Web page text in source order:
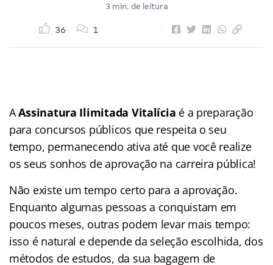
3 min. de leitura
36 1
AAssinatura Ilimitada Vitalícia é a preparação
para concursos públicos que respeita o seu
tempo, permanecendo ativa até que você realize
os seus sonhos de aprovação na carreira pública!
Não existe um tempo certo para a aprovação.
Enquanto algumas pessoas a conquistam em
poucos meses, outras podem levar mais tempo:
isso é natural e depende da seleção escolhida, dos
métodos de estudos, da sua bagagem de